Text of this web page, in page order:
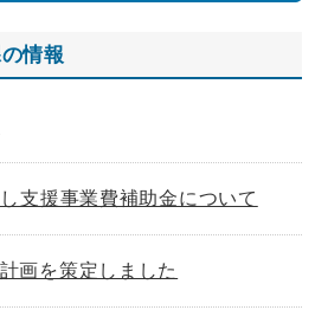
情報
支援事業費補助金について
画を策定しました